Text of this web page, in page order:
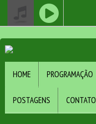
HOME PROGRAMAÇÃO
POSTAGENS CONTATO